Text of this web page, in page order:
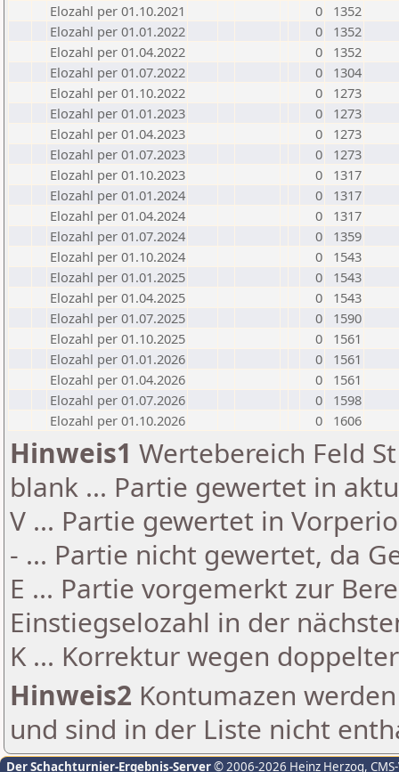
Elozahl per 01.10.2021
0
1352
Elozahl per 01.01.2022
0
1352
Elozahl per 01.04.2022
0
1352
Elozahl per 01.07.2022
0
1304
Elozahl per 01.10.2022
0
1273
Elozahl per 01.01.2023
0
1273
Elozahl per 01.04.2023
0
1273
Elozahl per 01.07.2023
0
1273
Elozahl per 01.10.2023
0
1317
Elozahl per 01.01.2024
0
1317
Elozahl per 01.04.2024
0
1317
Elozahl per 01.07.2024
0
1359
Elozahl per 01.10.2024
0
1543
Elozahl per 01.01.2025
0
1543
Elozahl per 01.04.2025
0
1543
Elozahl per 01.07.2025
0
1590
Elozahl per 01.10.2025
0
1561
Elozahl per 01.01.2026
0
1561
Elozahl per 01.04.2026
0
1561
Elozahl per 01.07.2026
0
1598
Elozahl per 01.10.2026
0 1606
Hinweis1 Wertebereich Feld
blank ... Partie gewertet in
V ... Partie gewertet in
- ... Partie nicht gewertet, da
E ... Partie vorgemerkt zur
Einstiegselozahl in der
K ... Korrektur wegen
Hinweis2 Kontumazen
und sind in der Liste nicht
Der Schachturnier-Ergebnis-Server© 2006-2026 Heinz Herzog,